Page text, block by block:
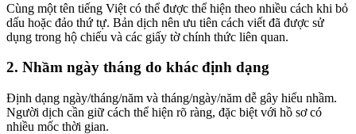
Cùng một tên tiếng Việt có thể được thể hiện theo nhiều cách khi bỏ
dấu hoặc đảo thứ tự. Bản dịch nên ưu tiên cách viết đã được sử
dụng trong hộ chiếu và các giấy tờ chính thức liên quan.
2. Nhầm ngày tháng do khác định dạng
Định dạng ngày/tháng/năm và tháng/ngày/năm dễ gây hiểu nhầm.
Người dịch cần giữ cách thể hiện rõ ràng, đặc biệt với hồ sơ có
nhiều mốc thời gian.